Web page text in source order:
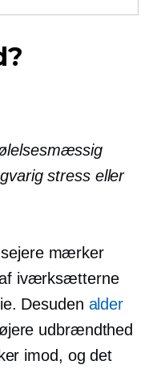
stress eller
mærker
af iværksætterne
Desuden alder
udbrændthed
imod, og det